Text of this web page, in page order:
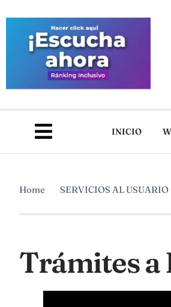
INICIO
Home SERVICIOS AL USUARIO
Trámites a